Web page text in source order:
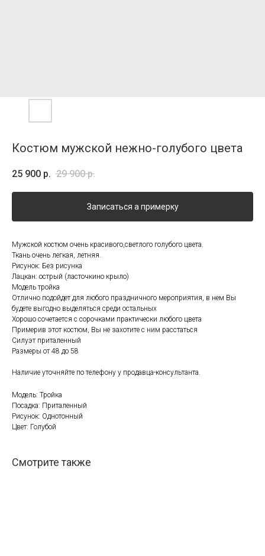
Костюм мужской нежно-голубого цвета
25 900 р. 29 900 р.
Записаться а примерку
Мужской костюм очень красивого,светлого голубого цвета.
Ткань очень легкая, летняя.
Рисунок: Без рисунка
Лацкан: острый (ласточкино крыло)
Модель тройка
Отлично подойдет для любого праздничного мероприятия, в нем Вы
будете выгодно выделяться среди остальных
Хорошо сочетается с сорочками практически любого цвета
Примерив этот костюм, Вы не захотите с ним расстаться
Силуэт приталенный
Размеры от 48 до 58
Наличие уточняйте по телефону у продавца-консультанта.
Модель: Тройка
Посадка: Приталенный
Рисунок: Однотонный
Цвет: Голубой
Смотрите также